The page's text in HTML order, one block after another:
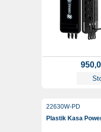
22630W-PD
Plastik Kasa